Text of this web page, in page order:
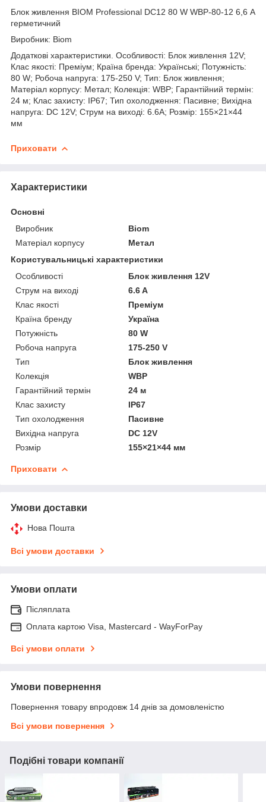
Блок живлення BIOM Professional DC12 80 W WBP-80-12 6,6 А
герметичний
Виробник: Biom
Додаткові характеристики. Особливості: Блок живлення 12V;
Клас якості: Преміум; Країна бренда: Українські; Потужність:
80 W; Робоча напруга: 175-250 V; Тип: Блок живлення;
Матеріал корпусу: Метал; Колекція: WBP; Гарантійний термін:
24 м; Клас захисту: IP67; Тип охолодження: Пасивне; Вихідна
напруга: DC 12V; Струм на виході: 6.6A; Розмір: 155×21×44
мм
Приховати
Характеристики
Основні
Виробник
Biom
Матеріал корпусу
Метал
Користувальницькі характеристики
Особливості
Блок живлення 12V
Струм на виході
6.6 A
Клас якості
Преміум
Країна бренду
Україна
Потужність
80 W
Робоча напруга
175-250 V
Тип
Блок живлення
Колекція
WBP
Гарантійний термін
24 м
Клас захисту
IP67
Тип охолодження
Пасивне
Вихідна напруга
DC 12V
Розмір
155×21×44 мм
Приховати
Умови доставки
Нова Пошта
Всі умови доставки
Умови оплати
Післяплата
Оплата картою Visa, Mastercard - WayForPay
Всі умови оплати
Умови повернення
Повернення товару впродовж 14 днів за домовленістю
Всі умови повернення
Подібні товари компанії